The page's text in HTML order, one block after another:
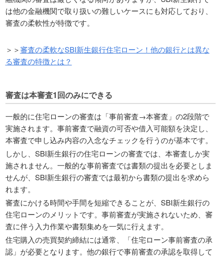
は他の金融機関で取り扱いの難しいケースにも対応しており、
審査の柔軟性が特徴です。
＞＞審査の柔軟なSBI新生銀行住宅ローン！他の銀行とは異な
る審査の特徴とは？
審査は本審査1回のみにできる
一般的に住宅ローンの審査は「事前審査→本審査」の2段階で
実施されます。事前審査で融資の可否や借入可能額を決定し、
本審査で申し込み内容の入念なチェックを行うのが基本です。
しかし、SBI新生銀行の住宅ローンの審査では、本審査しか実
施されません。一般的な事前審査では書類の提出を必要としま
せんが、SBI新生銀行の審査では最初から書類の提出を求めら
れます。
審査にかける時間や手間を短縮できることが、SBI新生銀行の
住宅ローンのメリットです。事前審査が実施されないため、審
査に伴う入力作業や書類集めを一気に行えます。
住宅購入の売買契約締結には通常、「住宅ローン事前審査の承
認」が必要となります。他の銀行で事前審査の承認を取得して